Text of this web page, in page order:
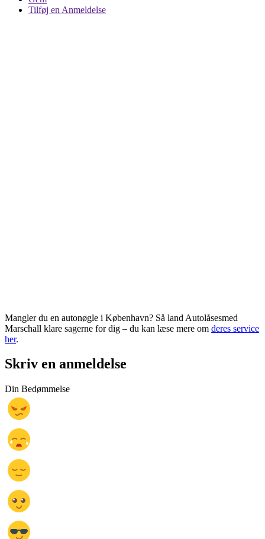
Tilføj en Anmeldelse
Mangler du en autonøgle i København? Så land Autolåsesmed
Marschall klare sagerne for dig – du kan læse mere om deres service
her.
Skriv en anmeldelse
Din Bedømmelse